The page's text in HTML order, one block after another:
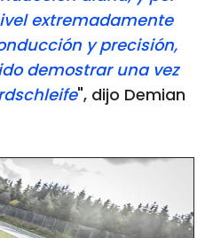
extremadamente
y precisión,
demostrar una vez
", dijo Demian